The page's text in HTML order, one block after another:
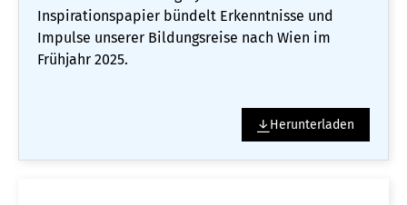
Inspirationspapier bündelt Erkenntnisse und
Impulse unserer Bildungsreise nach Wien im
Frühjahr 2025.
Herunterladen